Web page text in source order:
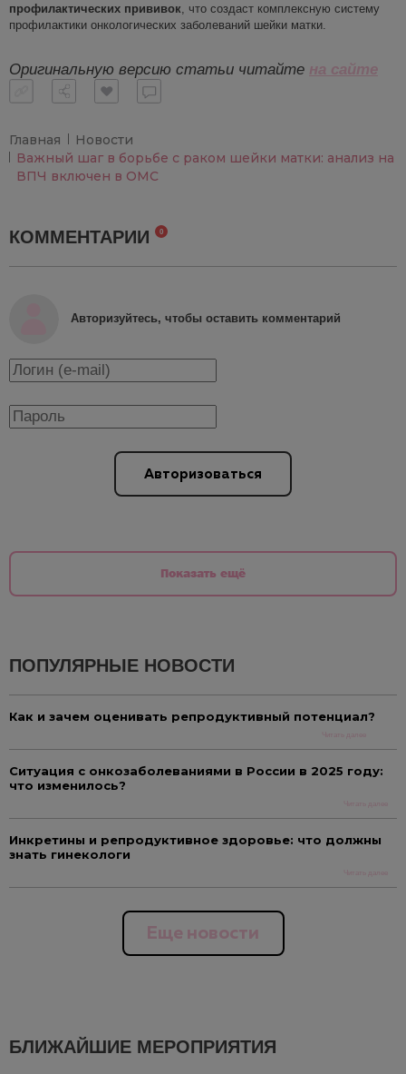
профилактических прививок , что создаст комплексную систему
профилактики онкологических заболеваний шейки матки.
Оригинальную версию статьи читайте на сайте
Главная
Новости
Важный шаг в борьбе с раком шейки матки: анализ на
ВПЧ включен в ОМС
КОММЕНТАРИИ 0
Авторизуйтесь, чтобы оставить комментарий
Авторизоваться
Показать ещё
ПОПУЛЯРНЫЕ НОВОСТИ
Как и зачем оценивать репродуктивный потенциал?
Читать далее
Ситуация с онкозаболеваниями в России в 2025 году:
что изменилось?
Читать далее
Инкретины и репродуктивное здоровье: что должны
знать гинекологи
Читать далее
Еще новости
БЛИЖАЙШИЕ МЕРОПРИЯТИЯ